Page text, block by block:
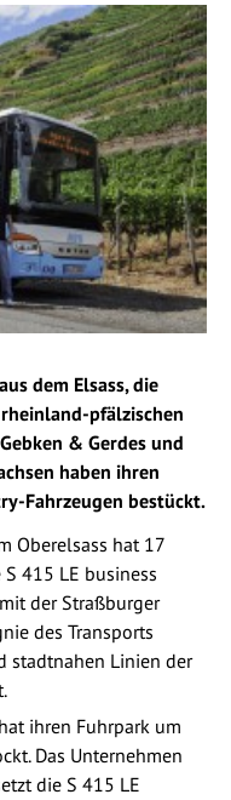
dem Elsass, die
pfälzischen
& Gerdes und
haben ihren
Fahrzeugen bestückt.
Oberelsass hat 17
415 LE business
der Straßburger
des Transports
stadtnahen Linien der
ihren Fuhrpark um
Das Unternehmen
die S 415 LE